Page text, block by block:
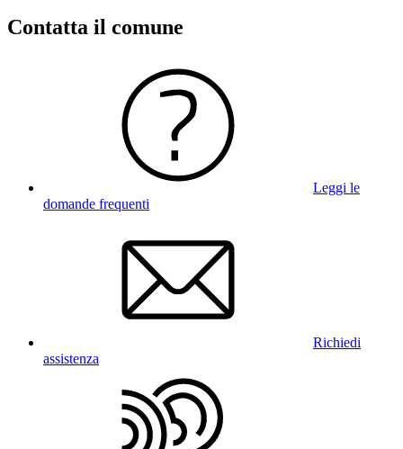
Contatta il comune
Leggi le
domande frequenti
Richiedi
assistenza